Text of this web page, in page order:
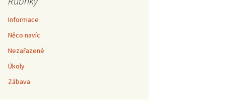
Informace
Něco navíc
Nezařazené
Úkoly
Zábava